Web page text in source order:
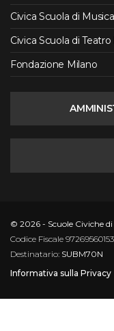
Civica Scuola di
Civica Scuola di Teatro
Fondazione Milano
© 2026 - Scuole Civiche
Codice Fiscale
Destinatario: SUBM70N
Informativa sulla Privacy